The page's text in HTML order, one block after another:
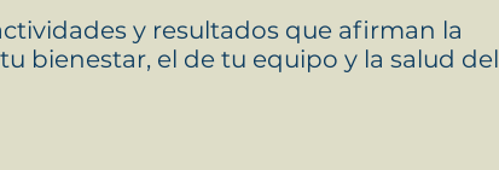
y resultados que afirman la
bienestar, el de tu equipo y la salud del